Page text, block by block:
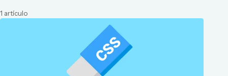
1 artículo